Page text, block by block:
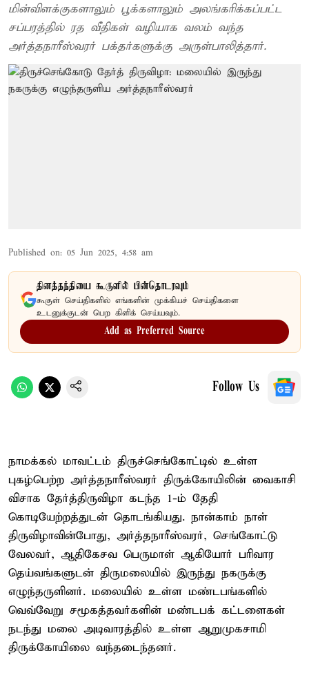
மின்விளக்குகளாலும் பூக்களாலும் அலங்கரிக்கப்பட்ட
சப்பரத்தில் ரத வீதிகள் வழியாக வலம் வந்த
அர்த்தநாரீஸ்வரர் பக்தர்களுக்கு அருள்பாலித்தார்.
Published on: 05 Jun 2025, 4:58 am
தினத்தந்தியை கூகுளில் பின்தொடரவும்
கூகுள் செய்திகளில் எங்களின் முக்கியச் செய்திகளை
உடனுக்குடன் பெற கிளிக் செய்யவும்.
Add as Preferred Source
Follow Us
நாமக்கல் மாவட்டம் திருச்செங்கோட்டில் உள்ள
புகழ்பெற்ற அர்த்தநாரீஸ்வரர் திருக்கோயிலின் வைகாசி
விசாக தேர்த்திருவிழா கடந்த 1-ம் தேதி
கொடியேற்றத்துடன் தொடங்கியது. நான்காம் நாள்
திருவிழாவின்போது, அர்த்தநாரீஸ்வரர், செங்கோட்டு
வேலவர், ஆதிகேசவ பெருமாள் ஆகியோர் பரிவார
தெய்வங்களுடன் திருமலையில் இருந்து நகருக்கு
எழுந்தருளினர். மலையில் உள்ள மண்டபங்களில்
வெவ்வேறு சமூகத்தவர்களின் மண்டபக் கட்டளைகள்
நடந்து மலை அடிவாரத்தில் உள்ள ஆறுமுகசாமி
திருக்கோயிலை வந்தடைந்தனர்.